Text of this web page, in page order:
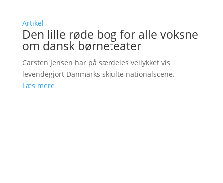
Artikel
Den lille røde bog for alle voksne
om dansk børneteater
Carsten Jensen har på særdeles vellykket vis
levendegjort Danmarks skjulte nationalscene.
Læs mere